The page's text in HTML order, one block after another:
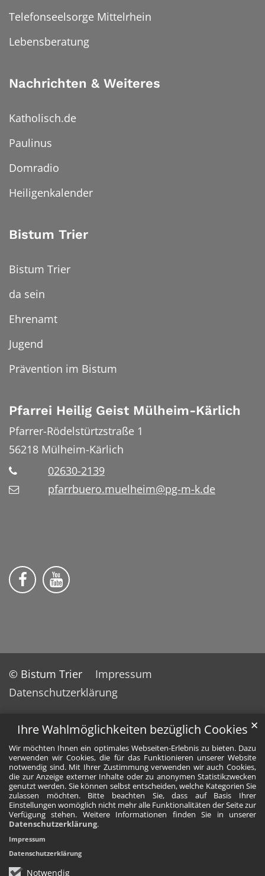
Ihre Wahlmöglichkeiten bezüglich Cookies
Wir möchten Ihnen ein optimales Webseiten-Erlebnis zu bieten. Dazu
verwenden wir Cookies, die für das Funktionieren unserer Website
notwendig sind. Mit Ihrer Zustimmung verwenden wir auch Cookies,
die zur Anzeige externer Inhalte oder zu anonymen Statistikzwecken
genutzt werden. Sie können selbst entscheiden, welche Kategorien Sie
zulassen möchten. Bitte beachten Sie, dass auf Basis Ihrer
Einstellungen womöglich nicht mehr alle Funktionalitäten der Seite zur
Verfügung stehen. Weitere Informationen finden Sie in unserer
Datenschutzerklärung.
Notwendig
✕
Impressum
Datenschutzerklärung
Telefonseelsorge Mittelrhein
Lebensberatung
Nachrichten & Weiteres
Katholisch.de
Paulinus
Domradio
Heiligenkalender
Bistum Trier
Bistum Trier
da sein
Ehrenamt
Jugend
Prävention im Bistum
Pfarrei Heilig Geist Mülheim-Kärlich
Pfarrer-Rödelstürtzstraße 1
56218 Mülheim-Kärlich
02630-2139
pfarrbuero.muelheim@pg-m-k.de
Wir auf Facebook
Wir auf YouTube
© Bistum Trier
Impressum
Datenschutzerklärung